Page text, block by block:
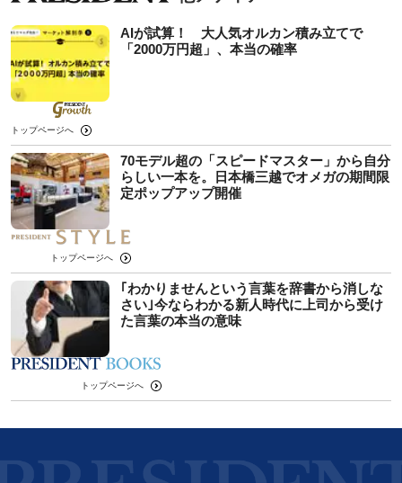
AIが試算！ 大人気オルカン積み立てで
「2000万円超」、本当の確率
トップページへ
70モデル超の「スピードマスター」から自分
らしい一本を。日本橋三越でオメガの期間限
定ポップアップ開催
トップページへ
｢わかりませんという言葉を辞書から消しな
さい｣今ならわかる新人時代に上司から受け
た言葉の本当の意味
トップページへ